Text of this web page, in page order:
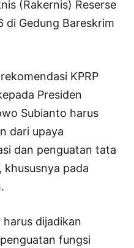
(Rakernis) Reserse
di Gedung Bareskrim
KPRP
Presiden
Subianto harus
dari upaya
dan penguatan tata
khususnya pada
harus dijadikan
fungsi